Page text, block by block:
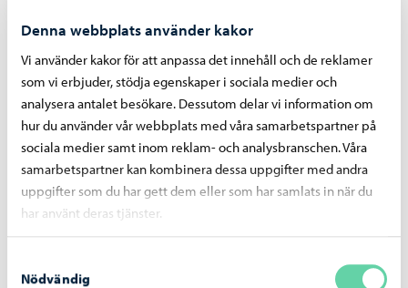
Denna webbplats använder kakor
Vi använder kakor för att anpassa det innehåll och de reklamer
som vi erbjuder, stödja egenskaper i sociala medier och
analysera antalet besökare. Dessutom delar vi information om
hur du använder vår webbplats med våra samarbetspartner på
sociala medier samt inom reklam- och analysbranschen. Våra
samarbetspartner kan kombinera dessa uppgifter med andra
uppgifter som du har gett dem eller som har samlats in när du
har använt deras tjänster.
Nödvändig
Borgå vatten-24.07.2026
Borgå vatten avlägsnar reglerstationen på
Gammelbackavägen – arbetet inleds den 29
juli